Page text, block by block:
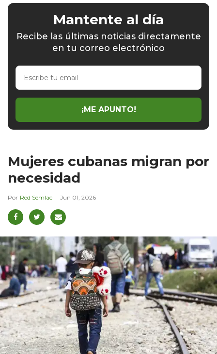
Mantente al día
Recibe las últimas noticias directamente
en tu correo electrónico
Escribe
email
¡ME APUNTO!
Mujeres cubanas migran por
necesidad
Red Semlac Jun 01, 2026